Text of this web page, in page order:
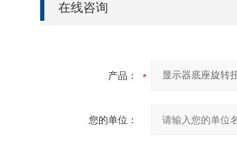
在线咨询
产品：
您的单位：